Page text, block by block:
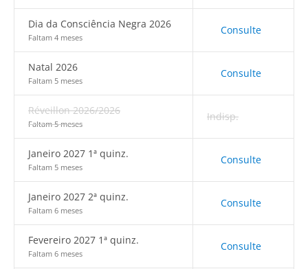
Dia da Consciência Negra 2026
Faltam 4 meses
Consulte
Natal 2026
Faltam 5 meses
Consulte
Réveillon 2026/2026
Faltam 5 meses
Indisp.
Janeiro 2027 1ª quinz.
Faltam 5 meses
Consulte
Janeiro 2027 2ª quinz.
Faltam 6 meses
Consulte
Fevereiro 2027 1ª quinz.
Faltam 6 meses
Consulte